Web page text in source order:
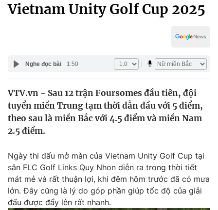
Xã hội
Y tế
Thế giới
Tin tức
Thế giới đó đây
Câu chuyện quốc tế
Kinh tế
Thị trường
Góc doanh nghiệp
Truyền hình
Phim VTV
Giải trí
Y tế
Vietnam Unity Golf Cup 2025
Nghe đọc bài 1:50
VTV.vn - Sau 12 trận Foursomes đầu tiên, đội
tuyển miền Trung tạm thời dẫn đầu với 5 điểm,
theo sau là miền Bắc với 4.5 điểm và miền Nam
2.5 điểm.
Ngày thi đấu mở màn của Vietnam Unity Golf Cup tại
sân FLC Golf Links Quy Nhon diễn ra trong thời tiết
mát mẻ và rất thuận lợi, khi đêm hôm trước đã có mưa
lớn. Đây cũng là lý do góp phần giúp tốc độ của giải
đấu được đẩy lên rất nhanh.